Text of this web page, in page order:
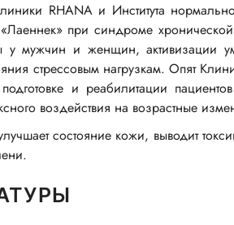
RHANA и Института
«Лаеннек» при синдроме
мужчин и женщин, активизации
стрессовым нагрузкам. Опят
и реабилитации
воздействия на возрастные
состояние кожи, выводит